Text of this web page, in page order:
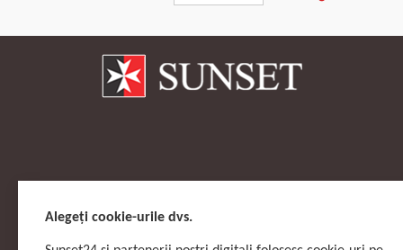
Alegeți cookie-urile dvs.